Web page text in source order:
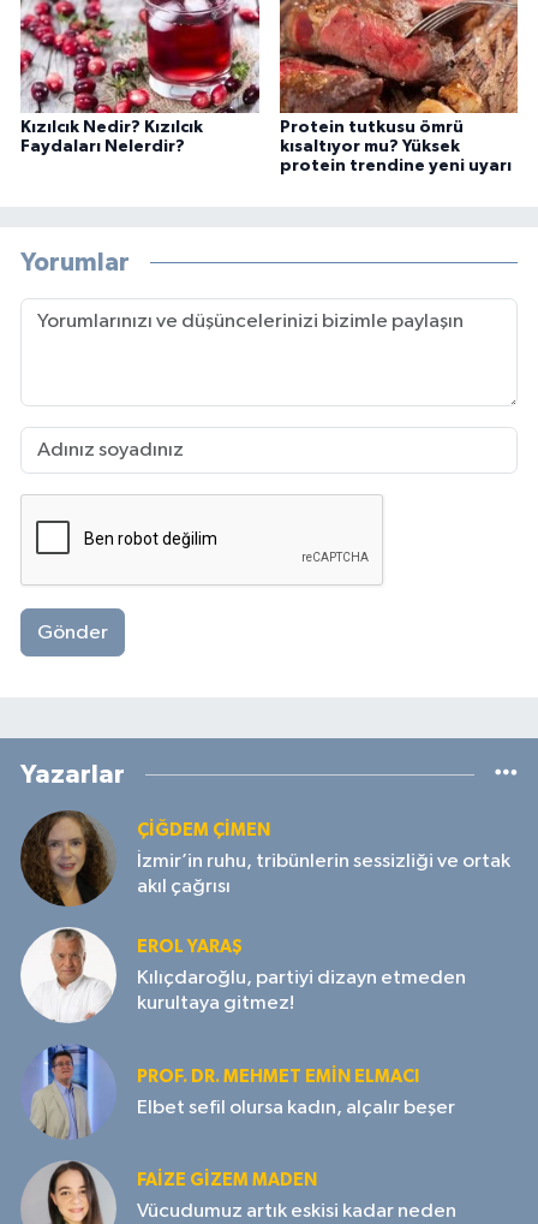
Kızılcık Nedir? Kızılcık
Faydaları Nelerdir?
Protein tutkusu ömrü
kısaltıyor mu? Yüksek
protein trendine yeni uyarı
Yorumlar
Gönder
Yazarlar
ÇIĞDEM ÇIMEN
İzmir’in ruhu, tribünlerin sessizliği ve ortak
akıl çağrısı
EROL YARAŞ
Kılıçdaroğlu, partiyi dizayn etmeden
kurultaya gitmez!
PROF. DR. MEHMET EMIN ELMACI
Elbet sefil olursa kadın, alçalır beşer
FAIZE GIZEM MADEN
Vücudumuz artık eskisi kadar neden